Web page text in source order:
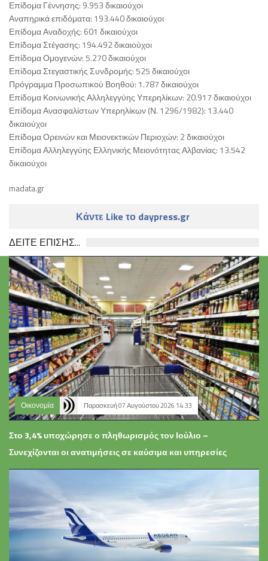
Επίδομα Γέννησης: 9.953 δικαιούχοι
Αναπηρικά επιδόματα: 193.440 δικαιούχοι
Επίδομα Αναδοχής: 601 δικαιούχοι
Επίδομα Στέγασης: 194.492 δικαιούχοι
Επίδομα Ομογενών: 5.270 δικαιούχοι
Επίδομα Στεγαστικής Συνδρομής: 525 δικαιούχοι
Πρόγραμμα Προσωπικού Βοηθού: 1.787 δικαιούχοι
Επίδομα Κοινωνικής Αλληλεγγύης Υπερηλίκων: 20.917 δικαιούχοι
Επίδομα Ανασφαλίστων Υπερηλίκων (Ν. 1296/1982): 13.440
δικαιούχοι
Επίδομα Ορεινών και Μειονεκτικών Περιοχών: 2 δικαιούχοι
Επίδομα Αλληλεγγύης Ελληνικής Μειονότητας Αλβανίας: 13.542
δικαιούχοι
madata.gr
Κάντε Like το daypress.gr
ΔΕΙΤΕ ΕΠΙΣΗΣ...
Οικονομία Παρασκευή 07 Αυγούστου 2026 14:33
Στο 3,4% υποχώρησε ο πληθωρισμός τον Ιούλιο –
Συνεχίζονται οι ανατιμήσεις σε καύσιμα και υπηρεσίες